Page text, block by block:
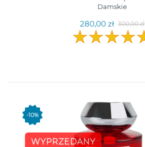
Damskie
280,00 zł 300,00 zł
-10%
WYPRZEDANY